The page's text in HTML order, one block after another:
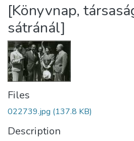
Statistics
About us
[Könyvnap,
sátránál]
Files
022739.jpg (137.8 KB)
Description